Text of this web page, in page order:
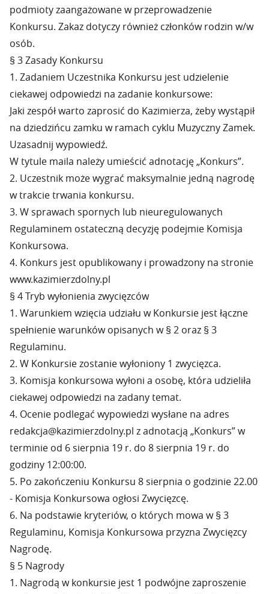
podmioty zaangażowane w przeprowadzenie
Konkursu. Zakaz dotyczy również członków rodzin w/w
osób.
§ 3 Zasady Konkursu
1. Zadaniem Uczestnika Konkursu jest udzielenie
ciekawej odpowiedzi na zadanie konkursowe:
Jaki zespół warto zaprosić do Kazimierza, żeby wystąpił
na dziedzińcu zamku w ramach cyklu Muzyczny Zamek.
Uzasadnij wypowiedź.
W tytule maila należy umieścić adnotację „Konkurs”.
2. Uczestnik może wygrać maksymalnie jedną nagrodę
w trakcie trwania konkursu.
3. W sprawach spornych lub nieuregulowanych
Regulaminem ostateczną decyzję podejmie Komisja
Konkursowa.
4. Konkurs jest opublikowany i prowadzony na stronie
www.kazimierzdolny.pl
§ 4 Tryb wyłonienia zwycięzców
1. Warunkiem wzięcia udziału w Konkursie jest łączne
spełnienie warunków opisanych w § 2 oraz § 3
Regulaminu.
2. W Konkursie zostanie wyłoniony 1 zwycięzca.
3. Komisja konkursowa wyłoni a osobę, która udzieliła
ciekawej odpowiedzi na zadany temat.
4. Ocenie podlegać wypowiedzi wysłane na adres
redakcja@kazimierzdolny.pl z adnotacją „Konkurs” w
terminie od 6 sierpnia 19 r. do 8 sierpnia 19 r. do
godziny 12:00:00.
5. Po zakończeniu Konkursu 8 sierpnia o godzinie 22.00
- Komisja Konkursowa ogłosi Zwycięzcę.
6. Na podstawie kryteriów, o których mowa w § 3
Regulaminu, Komisja Konkursowa przyzna Zwycięzcy
Nagrodę.
§ 5 Nagrody
1. Nagrodą w konkursie jest 1 podwójne zaproszenie